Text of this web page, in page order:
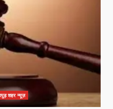
शहर न्यूज़